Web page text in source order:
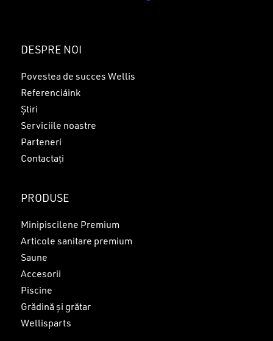
DESPRE NOI
Povestea de succes Wellis
Referenciáink
Știri
Serviciile noastre
Parteneri
Contactați
PRODUSE
Minipiscilene Premium
Articole sanitare premium
Saune
Accesorii
Piscine
Grădină și grătar
Wellisparts